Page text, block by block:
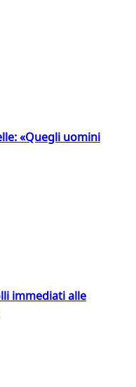
«Quegli uomini
immediati alle